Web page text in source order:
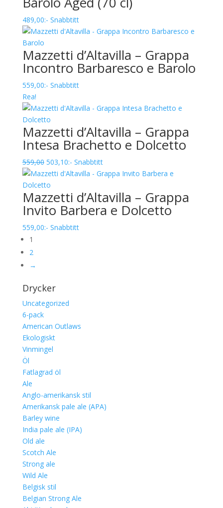
489,00:- Snabbtitt
Mazzetti d’Altavilla – Grappa
Incontro Barbaresco e Barolo
559,00:- Snabbtitt
Rea!
Mazzetti d’Altavilla – Grappa
Intesa Brachetto e Dolcetto
559,00 Det
ursprungliga
priset
var:
559,00.
503,10Det
nuvarande
är:
503,10.
:- Snabbtitt
Mazzetti d’Altavilla – Grappa
Invito Barbera e Dolcetto
559,00:- Snabbtitt
1
2
→
Drycker
Uncategorized
6-pack
American Outlaws
Ekologiskt
Vinmingel
Öl
Fatlagrad öl
Ale
Anglo-amerikansk stil
Amerikansk pale ale (APA)
Barley wine
India pale ale (IPA)
Old ale
Scotch Ale
Strong ale
Wild Ale
Belgisk stil
Belgian Strong Ale